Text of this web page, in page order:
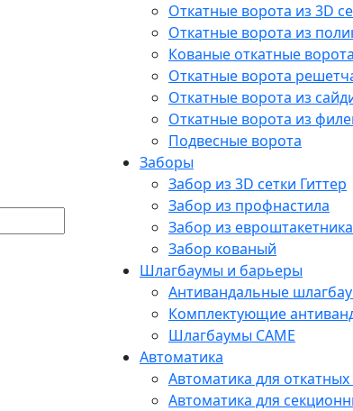
Откатные ворота из 3D
Откатные ворота из
Кованые откатные ворота
Откатные ворота
Откатные ворота из
Откатные ворота из
Подвесные ворота
Заборы
Забор из 3D сетки Гиттер
Забор из профнастила
Забор из евроштакетника
Забор кованый
Шлагбаумы и барьеры
Антивандальные
Комплектующие
Шлагбаумы CAME
Автоматика
Автоматика для
Автоматика для